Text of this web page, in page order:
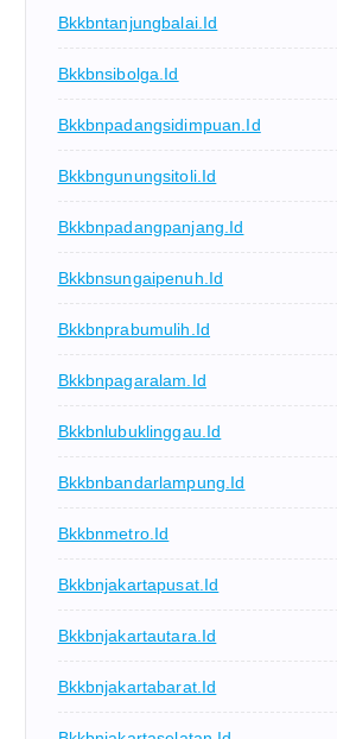
Bkkbntanjungbalai.id
Bkkbnsibolga.id
Bkkbnpadangsidimpuan.id
Bkkbngunungsitoli.id
Bkkbnpadangpanjang.id
Bkkbnsungaipenuh.id
Bkkbnprabumulih.id
Bkkbnpagaralam.id
Bkkbnlubuklinggau.id
Bkkbnbandarlampung.id
Bkkbnmetro.id
Bkkbnjakartapusat.id
Bkkbnjakartautara.id
Bkkbnjakartabarat.id